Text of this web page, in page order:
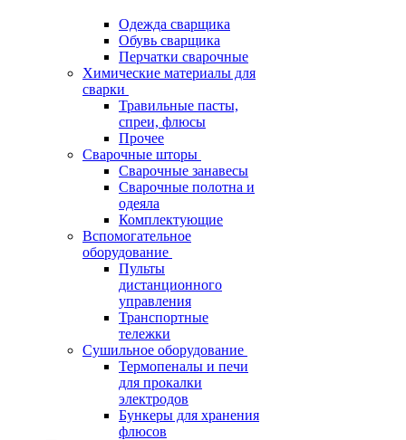
Одежда сварщика
Обувь сварщика
Перчатки сварочные
Химические материалы для
сварки
Травильные пасты,
спреи, флюсы
Прочее
Сварочные шторы
Сварочные занавесы
Сварочные полотна и
одеяла
Комплектующие
Вспомогательное
оборудование
Пульты
дистанционного
управления
Транспортные
тележки
Сушильное оборудование
Термопеналы и печи
для прокалки
электродов
Бункеры для хранения
флюсов